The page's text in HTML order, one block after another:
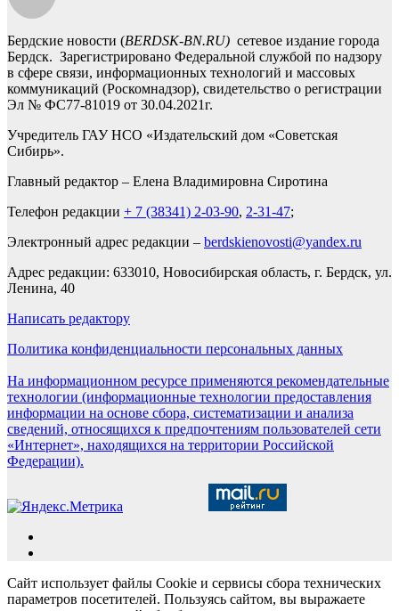
Бердские новости (BERDSK-BN.RU) сетевое издание города
Бердск. Зарегистрировано Федеральной службой по надзору
в сфере связи, информационных технологий и массовых
коммуникаций (Роскомнадзор), свидетельство о регистрации
Эл № ФС77-81019 от 30.04.2021г.
Учредитель ГАУ НСО «Издательский дом «Советская
Сибирь».
Главный редактор – Елена Владимировна Сиротина
Телефон редакции + 7 (38341) 2-03-90, 2-31-47;
Электронный адрес редакции – berdskienovosti@yandex.ru
Адрес редакции: 633010, Новосибирская область, г. Бердск, ул.
Ленина, 40
Написать редактору
Политика конфиденциальности персональных данных
На информационном ресурсе применяются рекомендательные
технологии (информационные технологии предоставления
информации на основе сбора, систематизации и анализа
сведений, относящихся к предпочтениям пользователей сети
«Интернет», находящихся на территории Российской
Федерации).
Сайт использует файлы Cookie и сервисы сбора технических
параметров посетителей. Пользуясь сайтом, вы выражаете